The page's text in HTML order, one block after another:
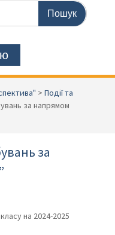
> Події та
за напрямом
за
на 2024-2025